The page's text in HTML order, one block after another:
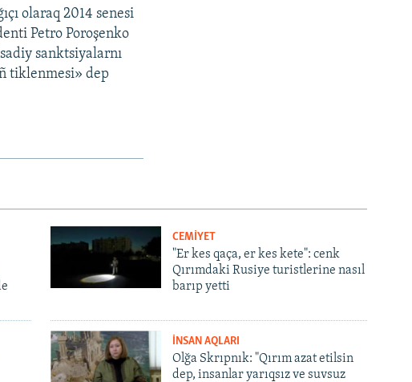
olaraq 2014 senesi
Petro Poroşenko
sanktsiyalarnı
tiklenmesi» dep
CEMİYET
"Er kes qaça, er kes kete": cenk
Qırımdaki Rusiye turistlerine nasıl
barıp yetti
İNSAN AQLARI
Olğa Skrıpnık: "Qırım azat etilsin
dep, insanlar yarıqsız ve suvsuz